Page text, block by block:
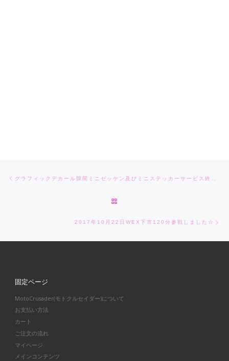
Post navigation
2017年10月22日WEX下市120分参戦しました☆
固定ページ
MotoCrusader(モトクルセイダー)について
お支払い方法
カート
ご注文の流れ
マイページ
メインコンテンツ